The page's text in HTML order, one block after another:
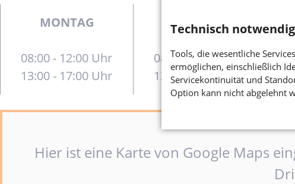
MONTAG
08:00 - 12:00 Uhr
13:00 - 17:00 Uhr
DIENSTAG
08:30 - 12:00 Uhr
13:00 - 18:00 Uhr
Hier ist eine Karte von Google Maps
Technisch notwendig
Tools, die wesentliche
ermöglichen, einschließlich
Servicekontinuität und
Option kann nicht abgelehnt